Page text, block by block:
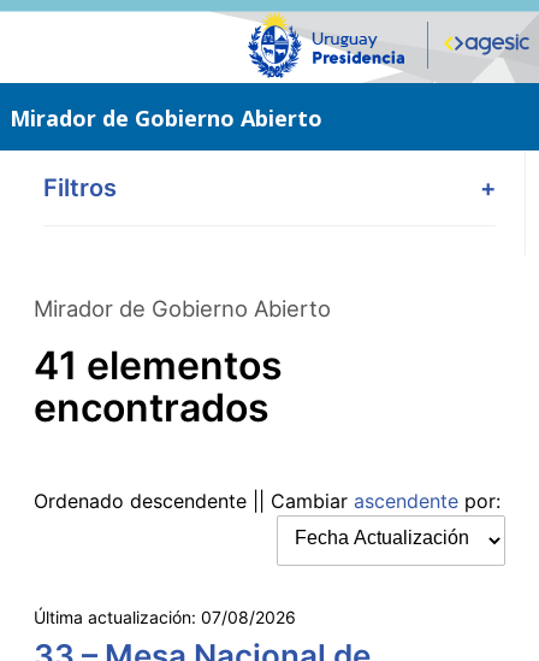
Saltar
Mirador de Gobierno Abierto
Filtros +
Mirador de Gobierno Abierto
41 elementos
encontrados
Ordenado descendente || Cambiar ascendente por:
Última actualización: 07/08/2026